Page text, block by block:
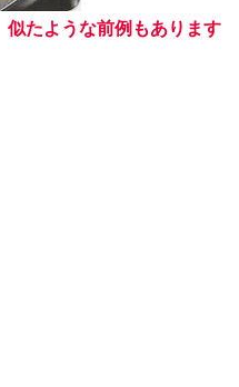
似たような前例もあります